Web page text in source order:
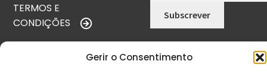
Gerir o Consentimento
TERMOS E
CONDIÇÕES